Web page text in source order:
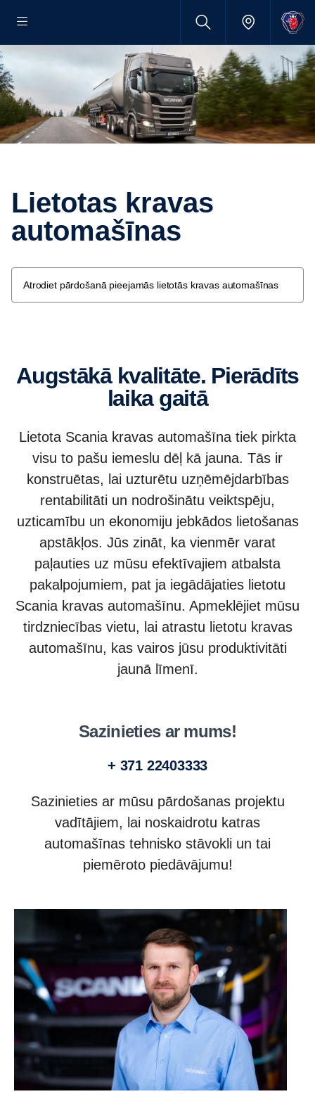
Lietotas kravas
automašīnas
Atrodiet pārdošanā pieejamās lietotās kravas automašīnas
Augstākā kvalitāte. Pierādīts
laika gaitā
Lietota Scania kravas automašīna tiek pirkta
visu to pašu iemeslu dēļ kā jauna. Tās ir
konstruētas, lai uzturētu uzņēmējdarbības
rentabilitāti un nodrošinātu veiktspēju,
uzticamību un ekonomiju jebkādos lietošanas
apstākļos. Jūs zināt, ka vienmēr varat
paļauties uz mūsu efektīvajiem atbalsta
pakalpojumiem, pat ja iegādājaties lietotu
Scania kravas automašīnu. Apmeklējiet mūsu
tirdzniecības vietu, lai atrastu lietotu kravas
automašīnu, kas vairos jūsu produktivitāti
jaunā līmenī.
Sazinieties ar mums!
+ 371 22403333
Sazinieties ar mūsu pārdošanas projektu
vadītājiem, lai noskaidrotu katras
automašīnas tehnisko stāvokli un tai
piemēroto piedāvājumu!